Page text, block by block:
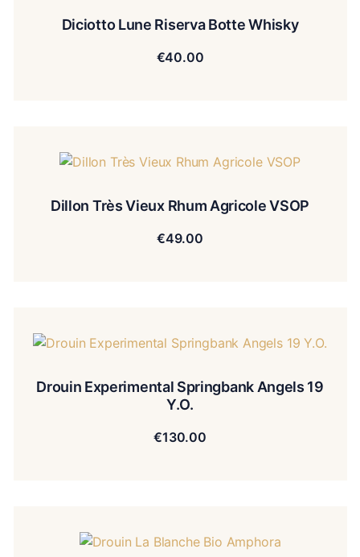
Diciotto Lune Riserva Botte Whisky
€40.00
Dillon Très Vieux Rhum Agricole VSOP
€49.00
Drouin Experimental Springbank Angels 19
Y.O.
€130.00